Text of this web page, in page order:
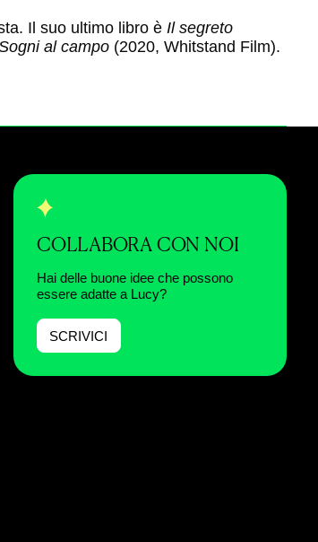
Il suo ultimo libro è Il segreto
al campo(2020, Whitstand Film).
COLLABORA CON NOI
Hai delle buone idee che possono
essere adatte a Lucy?
SCRIVICI